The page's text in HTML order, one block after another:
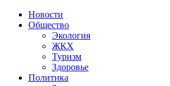
Новости
Общество
Экология
ЖКХ
Туризм
Здоровье
Политика